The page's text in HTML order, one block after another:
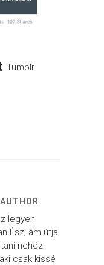
Tumblr
legyen
Ész; ám útja
nehéz;
csak kissé